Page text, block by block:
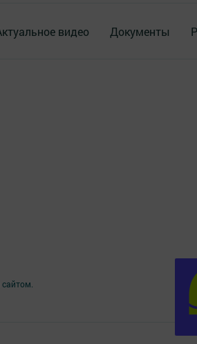
видео Документы